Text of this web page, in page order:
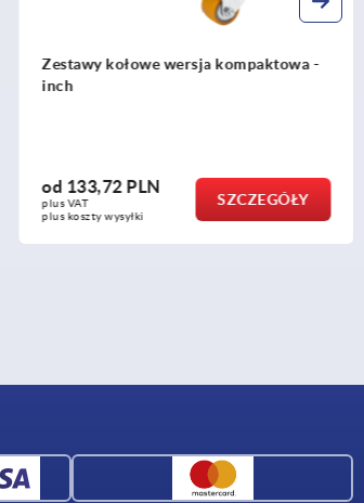
Kółka kierujące i podpierające z blachy
stalowej, z rolką poliamidową, wersja
od 146,24 PLN
plus VAT
plus koszty wysyłki
SZCZEGÓŁY